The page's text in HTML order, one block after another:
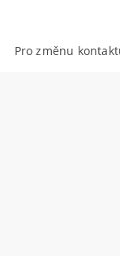
Pro změnu